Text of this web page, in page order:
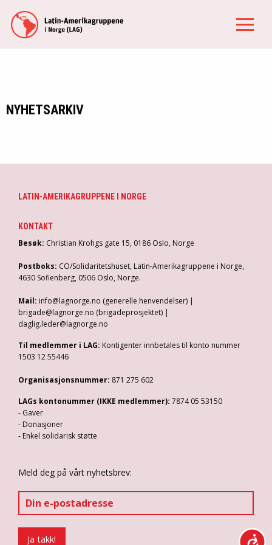
NYHETSARKIV
LATIN-AMERIKAGRUPPENE I NORGE
KONTAKT
Besøk: Christian Krohgs gate 15, 0186 Oslo, Norge
Postboks: CO/Solidaritetshuset, Latin-Amerikagruppene i Norge,
4630 Sofienberg, 0506 Oslo, Norge.
Mail: info@lagnorge.no (generelle henvendelser) |
brigade@lagnorge.no (brigadeprosjektet) |
daglig.leder@lagnorge.no
Til medlemmer i LAG: Kontigenter innbetales til konto nummer
1503 12 55446
Organisasjonsnummer: 871 275 602
LAGs kontonummer (IKKE medlemmer): 7874 05 53150
- Gaver
- Donasjoner
- Enkel solidarisk støtte
Meld deg på vårt nyhetsbrev: